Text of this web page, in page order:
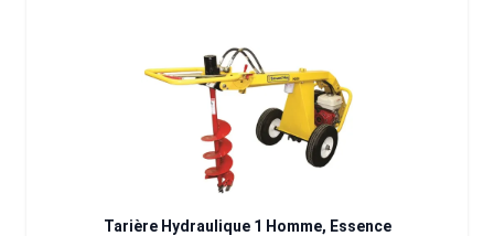
Tarière Hydraulique 1 Homme, Essence